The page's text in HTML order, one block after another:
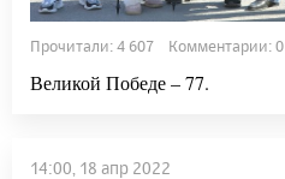
Прочитали: 4 607 Комментарии: 0
Великой Победе – 77.
14:00, 18 апр 2022